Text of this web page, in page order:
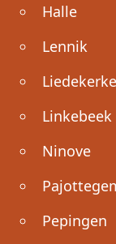
Halle
Lennik
Liedekerke
Linkebeek
Ninove
Pepingen